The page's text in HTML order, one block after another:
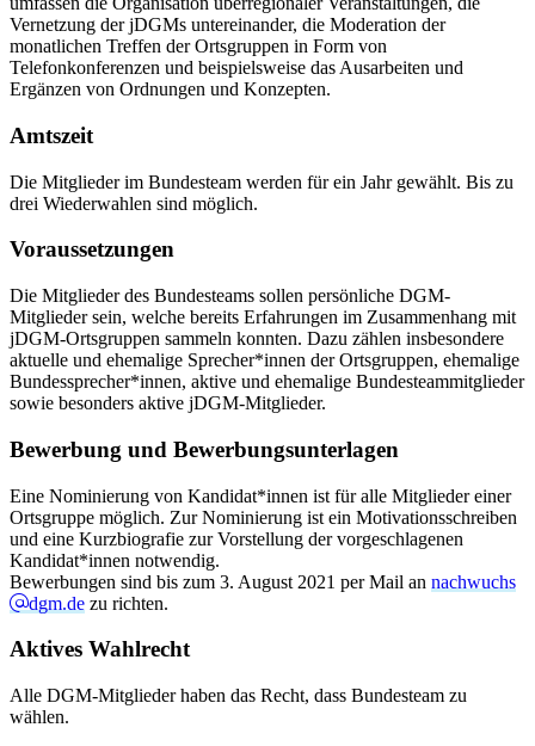
Vernetzung der jDGMs untereinander, die Moderation der
monatlichen Treffen der Ortsgruppen in Form von
Telefonkonferenzen und beispielsweise das Ausarbeiten und
Ergänzen von Ordnungen und Konzepten.
Amtszeit
Die Mitglieder im Bundesteam werden für ein Jahr gewählt. Bis zu
drei Wiederwahlen sind möglich.
Voraussetzungen
Die Mitglieder des Bundesteams sollen persönliche DGM-
Mitglieder sein, welche bereits Erfahrungen im Zusammenhang mit
jDGM-Ortsgruppen sammeln konnten. Dazu zählen insbesondere
aktuelle und ehemalige Sprecher*innen der Ortsgruppen, ehemalige
Bundessprecher*innen, aktive und ehemalige Bundesteammitglieder
sowie besonders aktive jDGM-Mitglieder.
Bewerbung und Bewerbungsunterlagen
Eine Nominierung von Kandidat*innen ist für alle Mitglieder einer
Ortsgruppe möglich. Zur Nominierung ist ein Motivationsschreiben
und eine Kurzbiografie zur Vorstellung der vorgeschlagenen
Kandidat*innen notwendig.
Bewerbungen sind bis zum 3. August 2021 per Mail an nachwuchs
dgm.de zu richten.
Aktives Wahlrecht
Alle DGM-Mitglieder haben das Recht, dass Bundesteam zu
wählen.